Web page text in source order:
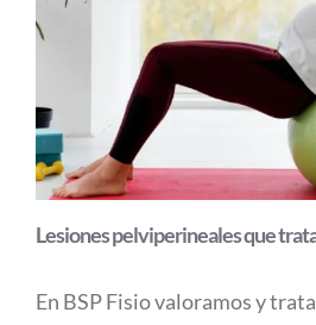
Lesiones pelviperineales que
En BSP Fisio valoramos y